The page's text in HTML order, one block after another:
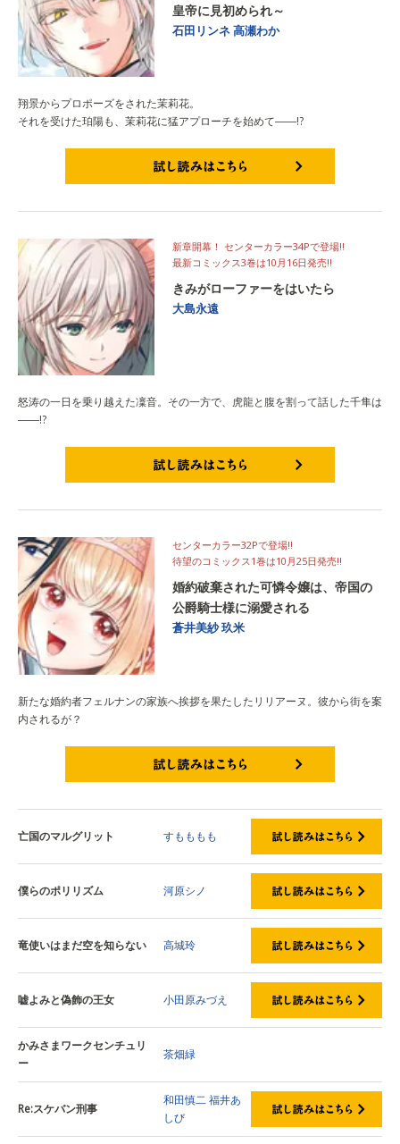
皇帝に見初められ～
石田リンネ高瀬わか
翔景からプロポーズをされた茉莉花。
それを受けた珀陽も、茉莉花に猛アプローチを始めて――!?
新章開幕！ センターカラー34Pで登場!!
最新コミックス3巻は10月16日発売!!
きみがローファーをはいたら
大島永遠
怒涛の一日を乗り越えた凜音。その一方で、虎龍と腹を割って話した千隼は
――!?
センターカラー32Pで登場!!
待望のコミックス1巻は10月25日発売!!
婚約破棄された可憐令嬢は、帝国の
公爵騎士様に溺愛される
蒼井美紗玖米
新たな婚約者フェルナンの家族へ挨拶を果たしたリリアーヌ。彼から街を案
内されるが？
亡国のマルグリット すもももも
僕らのポリリズム 河原シノ
竜使いはまだ空を知らない 高城玲
嘘よみと偽飾の王女 小田原みづえ
かみさまワークセンチュリ
ー
茶畑緑
Re:スケバン刑事
和田慎二福井あ
しび